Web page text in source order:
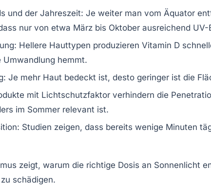
und der Jahreszeit: Je weiter man vom Äquator
nur von etwa März bis Oktober ausreichend
Hellere Hauttypen produzieren Vitamin D
hemmt.
Je mehr Haut bedeckt ist, desto geringer ist die
mit Lichtschutzfaktor verhindern die
im Sommer relevant ist.
Studien zeigen, dass bereits wenige Minuten
zeigt, warum die richtige Dosis an Sonnenlicht
schädigen.